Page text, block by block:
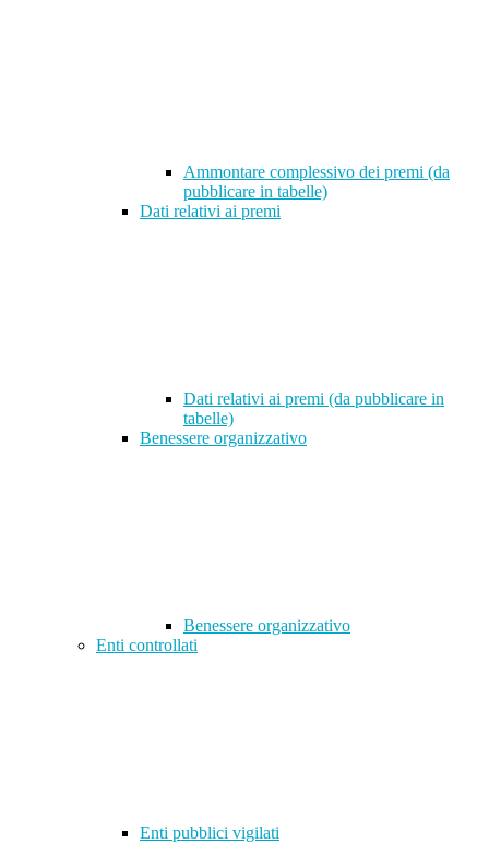
Ammontare complessivo dei premi (da
pubblicare in tabelle)
Dati relativi ai premi
Dati relativi ai premi (da pubblicare in
tabelle)
Benessere organizzativo
Benessere organizzativo
Enti controllati
Enti pubblici vigilati